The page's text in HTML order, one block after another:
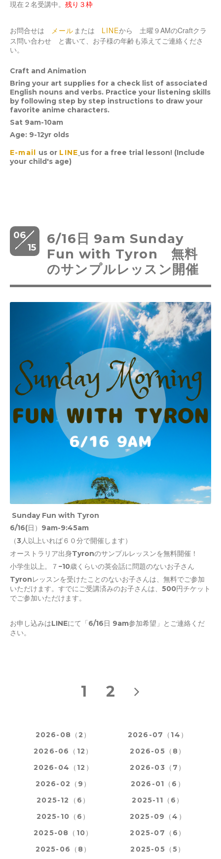
現在２名受講中。 残り３枠
お問合せは メール または LINEから 土曜 ９AMのCraftクラ
ス問い合わせ
と書いて、お子様の年齢も添えてご連絡くださ
い。
Craft and Animation
Bring your art supplies for a check list of associated
English nouns and verbs. Practice your listening skills
by following step by step instructions to draw your
favorite anime characters.
Sat 9am-10am
Age: 9-12yr olds
E-mail us or LINE us for a free trial lesson! (Include
your child's age)
06
15
6/16日 9am Sunday
Fun with Tyron 無料
のサンプルレッスン開催
Sunday Fun with Tyron
6/16(日）9am-9:45am
（3人以上いれば６０分で開催します）
オーストラリア出身Tyronのサンプルレッスンを無料開催！
小学生以上。７−10歳くらいの英会話に問題のないお子さん
Tyronレッスンを受けたことのないお子さんは、無料でご参加
いただけます。すでにご受講済みのお子さんは、500円チケット
でご参加いただけます。
お申し込みはLINEにて「6/16日 9am参加希望」とご連絡くだ
さい。
1 2
2026-08（2）
2026-07（14）
2026-06（12）
2026-05（8）
2026-04（12）
2026-03（7）
2026-02（9）
2026-01（6）
2025-12（6）
2025-11（6）
2025-10（6）
2025-09（4）
2025-08（10）
2025-07（6）
2025-06（8）
2025-05（5）